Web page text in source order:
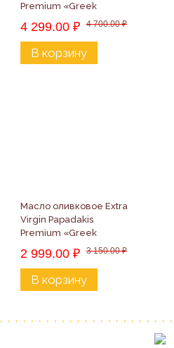
Premium «Greek
Legend», 750мл
4 299.00 ₽ 4 700.00₽
В корзину
Масло оливковое Extra
Virgin Papadakis
Premium «Greek
Legend», 500мл
2 999.00 ₽ 3 150.00₽
В корзину